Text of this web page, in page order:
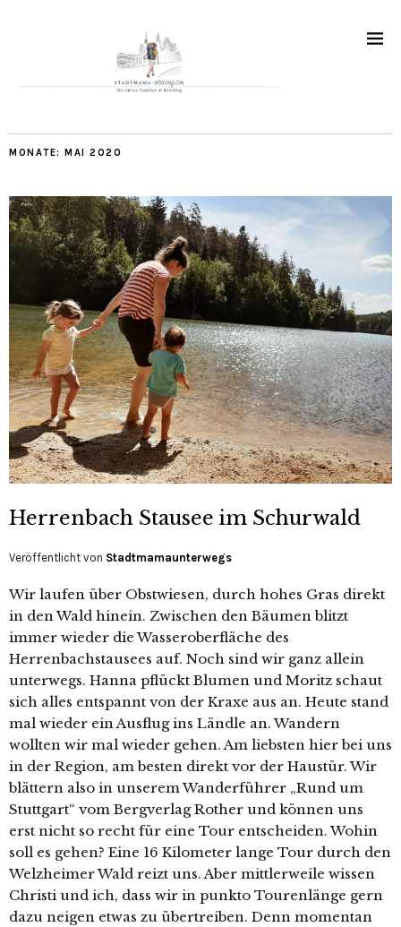
MONATE: MAI 2020
Herrenbach Stausee im Schurwald
Veröffentlicht von Stadtmamaunterwegs
Wir laufen über Obstwiesen, durch hohes Gras direkt
in den Wald hinein. Zwischen den Bäumen blitzt
immer wieder die Wasseroberfläche des
Herrenbachstausees auf. Noch sind wir ganz allein
unterwegs. Hanna pflückt Blumen und Moritz schaut
sich alles entspannt von der Kraxe aus an. Heute stand
mal wieder ein Ausflug ins Ländle an. Wandern
wollten wir mal wieder gehen. Am liebsten hier bei uns
in der Region, am besten direkt vor der Haustür. Wir
blättern also in unserem Wanderführer „Rund um
Stuttgart“ vom Bergverlag Rother und können uns
erst nicht so recht für eine Tour entscheiden. Wohin
soll es gehen? Eine 16 Kilometer lange Tour durch den
Welzheimer Wald reizt uns. Aber mittlerweile wissen
Christi und ich, dass wir in punkto Tourenlänge gern
dazu neigen etwas zu übertreiben. Denn momentan